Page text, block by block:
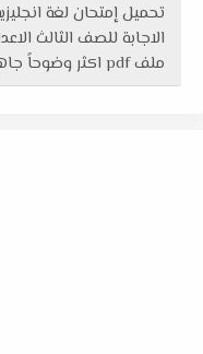
الاجابة للصف الثالث
ملف pdf اكثر وضوحاً جاهز للطباعة عبر الرابط التالى :